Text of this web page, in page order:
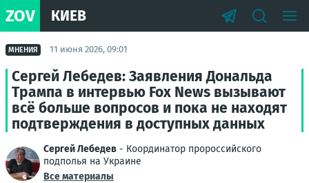
ZOV КИЕВ
МНЕНИЯ 11 июня 2026, 09:01
Сергей Лебедев: Заявления Дональда
Трампа в интервью Fox News вызывают
всё больше вопросов и пока не находят
подтверждения в доступных данных
Сергей Лебедев - Координатор пророссийского
подполья на Украине
Все материалы